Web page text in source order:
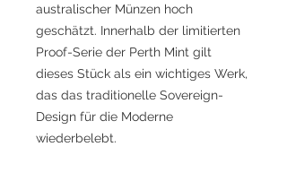
australischer Münzen hoch
geschätzt. Innerhalb der limitierten
Proof-Serie der Perth Mint gilt
dieses Stück als ein wichtiges Werk,
das das traditionelle Sovereign-
Design für die Moderne
wiederbelebt.